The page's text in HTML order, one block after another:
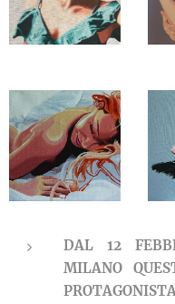
DAL 12
MILANO